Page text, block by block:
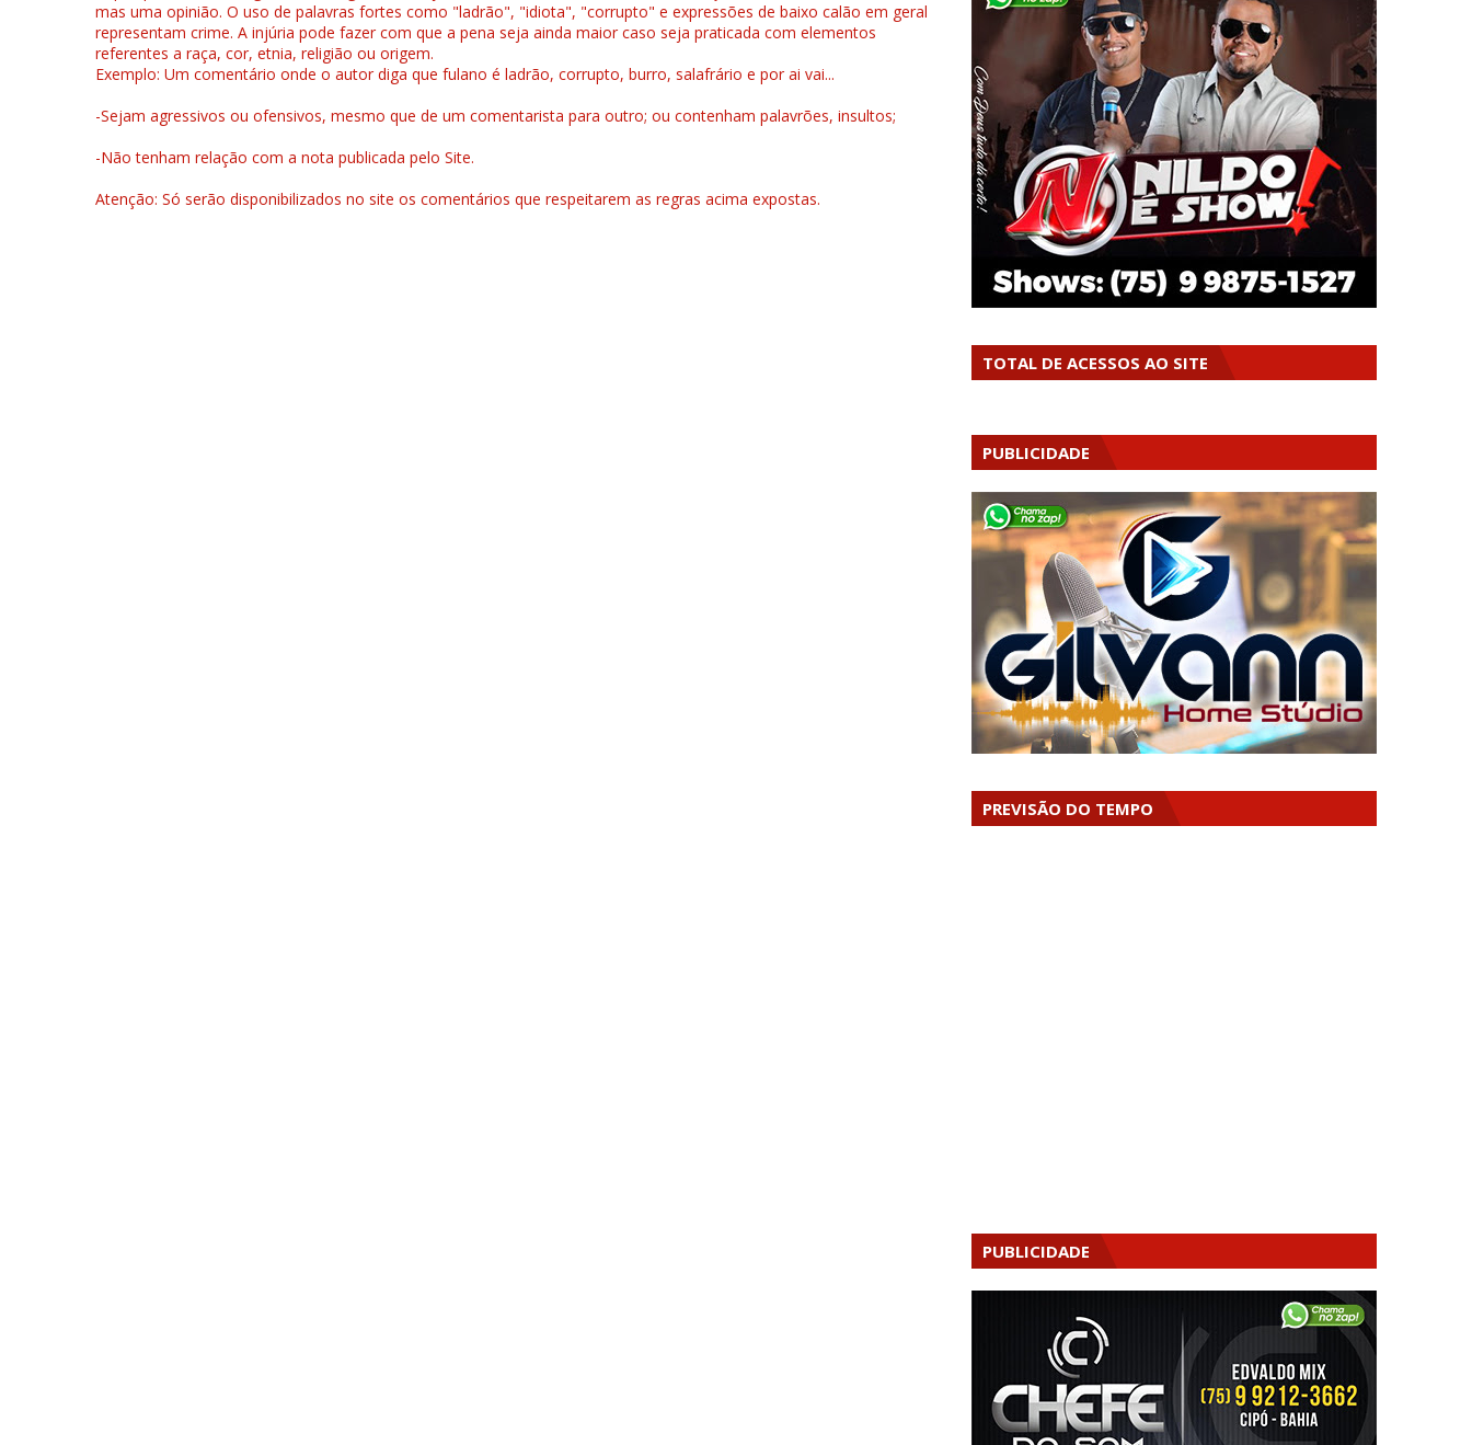
mas uma opinião. O uso de palavras fortes como "ladrão", "idiota", "corrupto" e expressões de baixo calão em geral
representam crime. A injúria pode fazer com que a pena seja ainda maior caso seja praticada com elementos
referentes a raça, cor, etnia, religião ou origem.
Exemplo: Um comentário onde o autor diga que fulano é ladrão, corrupto, burro, salafrário e por ai vai...
-Sejam agressivos ou ofensivos, mesmo que de um comentarista para outro; ou contenham palavrões, insultos;
-Não tenham relação com a nota publicada pelo Site.
Atenção: Só serão disponibilizados no site os comentários que respeitarem as regras acima expostas.
TOTAL DE ACESSOS AO SITE
PUBLICIDADE
PREVISÃO DO TEMPO
PUBLICIDADE